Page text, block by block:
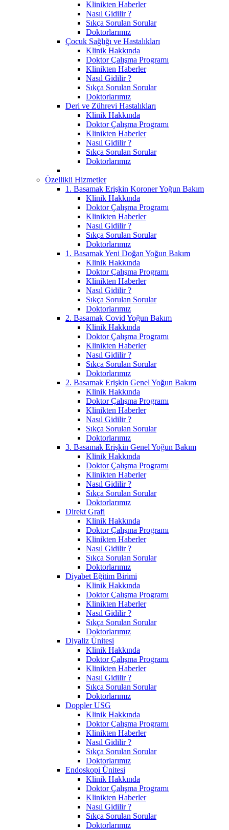
Klinikten Haberler
Nasıl Gidilir ?
Sıkça Sorulan Sorular
Doktorlarımız
Çocuk Sağlığı ve Hastalıkları
Klinik Hakkında
Doktor Çalışma Programı
Klinikten Haberler
Nasıl Gidilir ?
Sıkça Sorulan Sorular
Doktorlarımız
Deri ve Zührevi Hastalıkları
Klinik Hakkında
Doktor Çalışma Programı
Klinikten Haberler
Nasıl Gidilir ?
Sıkça Sorulan Sorular
Doktorlarımız
Özellikli Hizmetler
1. Basamak Erişkin Koroner Yoğun Bakım
Klinik Hakkında
Doktor Çalışma Programı
Klinikten Haberler
Nasıl Gidilir ?
Sıkça Sorulan Sorular
Doktorlarımız
1. Basamak Yeni Doğan Yoğun Bakım
Klinik Hakkında
Doktor Çalışma Programı
Klinikten Haberler
Nasıl Gidilir ?
Sıkça Sorulan Sorular
Doktorlarımız
2. Basamak Covid Yoğun Bakım
Klinik Hakkında
Doktor Çalışma Programı
Klinikten Haberler
Nasıl Gidilir ?
Sıkça Sorulan Sorular
Doktorlarımız
2. Basamak Erişkin Genel Yoğun Bakım
Klinik Hakkında
Doktor Çalışma Programı
Klinikten Haberler
Nasıl Gidilir ?
Sıkça Sorulan Sorular
Doktorlarımız
3. Basamak Erişkin Genel Yoğun Bakım
Klinik Hakkında
Doktor Çalışma Programı
Klinikten Haberler
Nasıl Gidilir ?
Sıkça Sorulan Sorular
Doktorlarımız
Direkt Grafi
Klinik Hakkında
Doktor Çalışma Programı
Klinikten Haberler
Nasıl Gidilir ?
Sıkça Sorulan Sorular
Doktorlarımız
Diyabet Eğitim Birimi
Klinik Hakkında
Doktor Çalışma Programı
Klinikten Haberler
Nasıl Gidilir ?
Sıkça Sorulan Sorular
Doktorlarımız
Diyaliz Ünitesi
Klinik Hakkında
Doktor Çalışma Programı
Klinikten Haberler
Nasıl Gidilir ?
Sıkça Sorulan Sorular
Doktorlarımız
Doppler USG
Klinik Hakkında
Doktor Çalışma Programı
Klinikten Haberler
Nasıl Gidilir ?
Sıkça Sorulan Sorular
Doktorlarımız
Endoskopi Ünitesi
Klinik Hakkında
Doktor Çalışma Programı
Klinikten Haberler
Nasıl Gidilir ?
Sıkça Sorulan Sorular
Doktorlarımız